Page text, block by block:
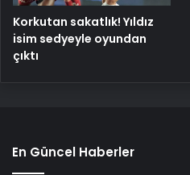
Korkutan sakatlık! Yıldız
isim sedyeyle oyundan
çıktı
En Güncel Haberler